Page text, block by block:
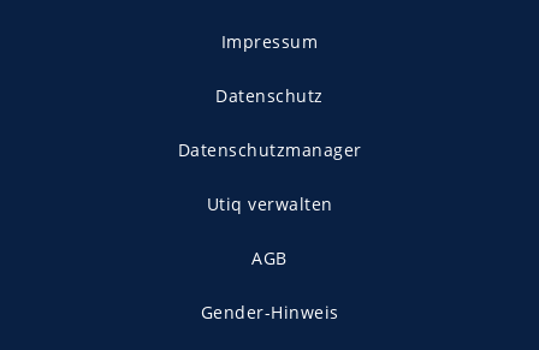
Impressum
Datenschutz
Datenschutzmanager
Utiq verwalten
AGB
Gender-Hinweis